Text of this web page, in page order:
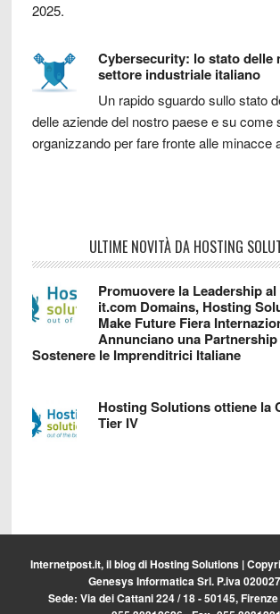
2025.
Cybersecurity: lo stato delle
settore industriale italiano
Un rapido sguardo sullo stato
delle aziende del nostro paese e su come
organizzando per fare fronte alle minacce
ULTIME NOVITÀ DA HOSTING
Promuovere la Leadership
it.com Domains, Hosting
Make Future Fiera
Annunciano una
Sostenere le Imprenditrici Italiane
Hosting Solutions ottiene la
Tier IV
Internetpost.it, il blog diHosting Solutions |
Genesys Informatica Srl. P.iva
Sede: Via dei Cattani 224 / 18 - 50145,